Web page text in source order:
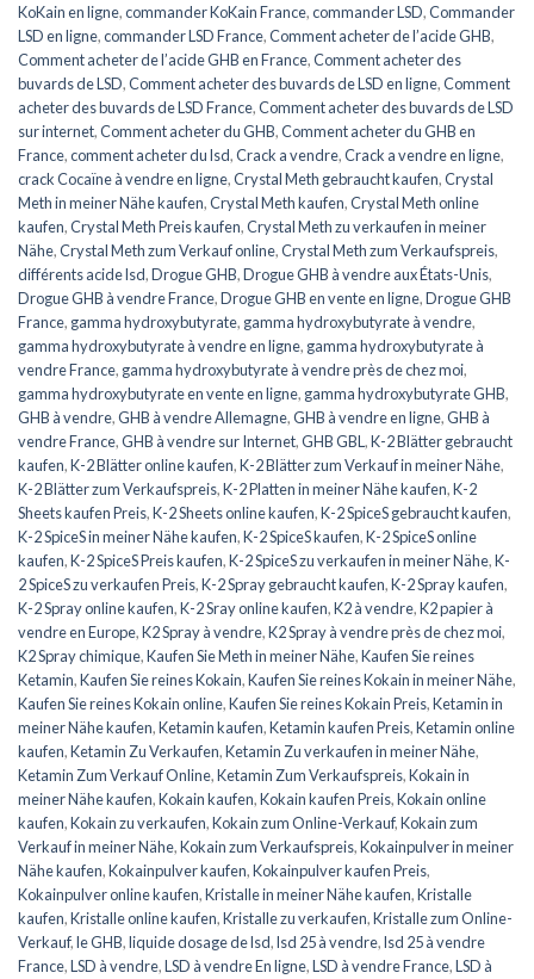
KoKain en ligne,commander KoKain France,commander LSD,Commander
LSD en ligne,commander LSD France,Comment acheter de l’acide GHB,
Comment acheter de l’acide GHB en France,Comment acheter des
buvards de LSD,Comment acheter des buvards de LSD en ligne,Comment
acheter des buvards de LSD France,Comment acheter des buvards de LSD
sur internet,Comment acheter du GHB,Comment acheter du GHB en
France,comment acheter du lsd,Crack a vendre,Crack a vendre en ligne,
crack Cocaïne à vendre en ligne,Crystal Meth gebraucht kaufen,Crystal
Meth in meiner Nähe kaufen,Crystal Meth kaufen,Crystal Meth online
kaufen,Crystal Meth Preis kaufen,Crystal Meth zu verkaufen in meiner
Nähe,Crystal Meth zum Verkauf online,Crystal Meth zum Verkaufspreis,
différents acide lsd,Drogue GHB,Drogue GHB à vendre aux États-Unis,
Drogue GHB à vendre France,Drogue GHB en vente en ligne,Drogue GHB
France, gamma hydroxybutyrate, gamma hydroxybutyrate à vendre,
gamma hydroxybutyrate à vendre en ligne, gamma hydroxybutyrate à
vendre France, gamma hydroxybutyrate à vendre près de chez moi,
gamma hydroxybutyrate en vente en ligne, gamma hydroxybutyrate GHB,
GHB à vendre,GHB à vendre Allemagne,GHB à vendre en ligne,GHB à
vendre France,GHB à vendre sur Internet,GHB GBL ,K-2 Blätter gebraucht
kaufen,K-2 Blätter online kaufen,K-2 Blätter zum Verkauf in meiner Nähe,
K-2 Blätter zum Verkaufspreis,K-2 Platten in meiner Nähe kaufen,K-2
Sheets kaufen Preis,K-2 Sheets online kaufen,K-2 SpiceS gebraucht kaufen,
K-2 SpiceS in meiner Nähe kaufen,K-2 SpiceS kaufen,K-2 SpiceS online
kaufen,K-2 SpiceS Preis kaufen,K-2 SpiceS zu verkaufen in meiner Nähe,K-
2 SpiceS zu verkaufen Preis,K-2 Spray gebraucht kaufen,K-2 Spray kaufen,
K-2 Spray online kaufen,K-2 Sray online kaufen,K2 à vendre,K2 papier à
vendre en Europe,K2 Spray à vendre,K2 Spray à vendre près de chez moi,
K2 Spray chimique,Kaufen Sie Meth in meiner Nähe,Kaufen Sie reines
Ketamin,Kaufen Sie reines Kokain,Kaufen Sie reines Kokain in meiner Nähe,
Kaufen Sie reines Kokain online,Kaufen Sie reines Kokain Preis,Ketamin in
meiner Nähe kaufen,Ketamin kaufen,Ketamin kaufen Preis,Ketamin online
kaufen,Ketamin Zu Verkaufen,Ketamin Zu verkaufen in meiner Nähe,
Ketamin Zum Verkauf Online,Ketamin Zum Verkaufspreis,Kokain in
meiner Nähe kaufen,Kokain kaufen,Kokain kaufen Preis,Kokain online
kaufen,Kokain zu verkaufen,Kokain zum Online-Verkauf,Kokain zum
Verkauf in meiner Nähe,Kokain zum Verkaufspreis,Kokainpulver in meiner
Nähe kaufen,Kokainpulver kaufen,Kokainpulver kaufen Preis,
Kokainpulver online kaufen,Kristalle in meiner Nähe kaufen,Kristalle
kaufen,Kristalle online kaufen,Kristalle zu verkaufen,Kristalle zum Online-
Verkauf,le GHB,liquide dosage de lsd,lsd 25 à vendre,lsd 25 à vendre
France,LSD à vendre,LSD à vendre En ligne,LSD à vendre France,LSD à